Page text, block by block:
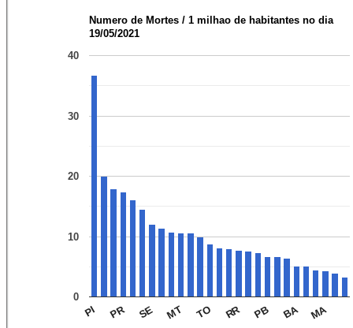
Numero de Mortes / 1 milhao de habitantes no dia
19/05/2021
PI PR SE MT TO RR PB BA MA
0
10
20
30
40